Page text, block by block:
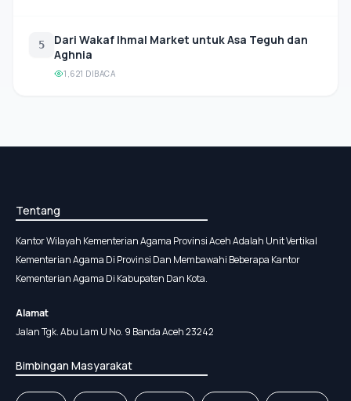
5
Dari Wakaf Ihmal Market untuk Asa Teguh dan
Aghnia
1,621 DIBACA
Tentang
Kantor Wilayah Kementerian Agama Provinsi Aceh Adalah Unit Vertikal
Kementerian Agama Di Provinsi Dan Membawahi Beberapa Kantor
Kementerian Agama Di Kabupaten Dan Kota.
Alamat
Jalan Tgk. Abu Lam U No. 9 Banda Aceh 23242
Bimbingan Masyarakat